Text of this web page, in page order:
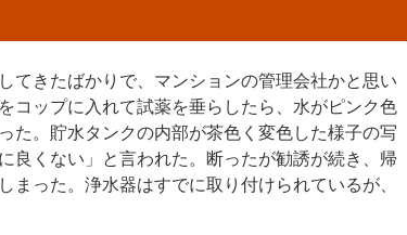
てきたばかりで、マンションの管理会社かと思い
コップに入れて試薬を垂らしたら、水がピンク色
た。貯水タンクの内部が茶色く変色した様子の写
良くない」と言われた。断ったが勧誘が続き、帰
った。浄水器はすでに取り付けられているが、